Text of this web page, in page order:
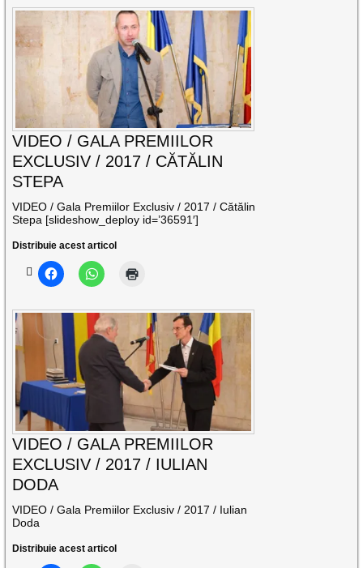
VIDEO / GALA PREMIILOR
EXCLUSIV / 2017 / CĂTĂLIN
STEPA
VIDEO / Gala Premiilor Exclusiv / 2017 / Cătălin
Stepa [slideshow_deploy id=’36591′]
Distribuie acest articol
VIDEO / GALA PREMIILOR
EXCLUSIV / 2017 / IULIAN
DODA
VIDEO / Gala Premiilor Exclusiv / 2017 / Iulian
Doda
Distribuie acest articol